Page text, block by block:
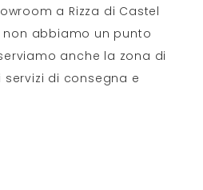
a Rizza di Castel
non abbiamo un punto
anche la zona di
di consegna e